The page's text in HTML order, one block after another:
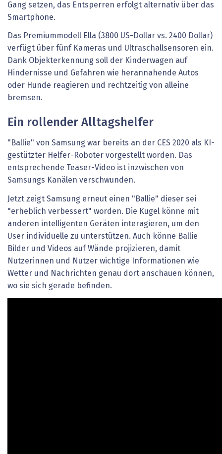
Gang setzen, das Entsperren erfolgt alternativ über das
Smartphone.
Das Premiummodell Ella (3800 US-Dollar vs. 2400 Dollar)
verfügt über fünf Kameras und Ultraschallsensoren ein.
Dank Objekterkennung soll der Kinderwagen auf
Hindernisse und Gefahren wie herannahende Autos
oder Hunde reagieren und rechtzeitig von alleine
bremsen.
Ein rollender Alltagshelfer
"Ballie" von Samsung war bereits an der CES 2020 als KI-
gestützter Helfer-Roboter vorgestellt worden. Das
entsprechende Teaser-Video ist inzwischen von
Samsungs Kanälen verschwunden.
Jetzt zeigt Samsung erneut einen "Ballie" dieser sei
"erheblich verbessert" worden. Die Kugel könne mit
anderen intelligenten Geräten interagieren, um den
User individuelle zu unterstützen. Auch könne Ballie
Bilder und Videos auf Wände projizieren, damit
Nutzerinnen und Nutzer wichtige Informationen wie
Wetter und Nachrichten genau dort anschauen können,
wo sie sich gerade befinden.